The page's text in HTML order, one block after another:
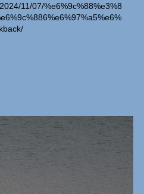
11/07/%e6%9c%88%e3%8